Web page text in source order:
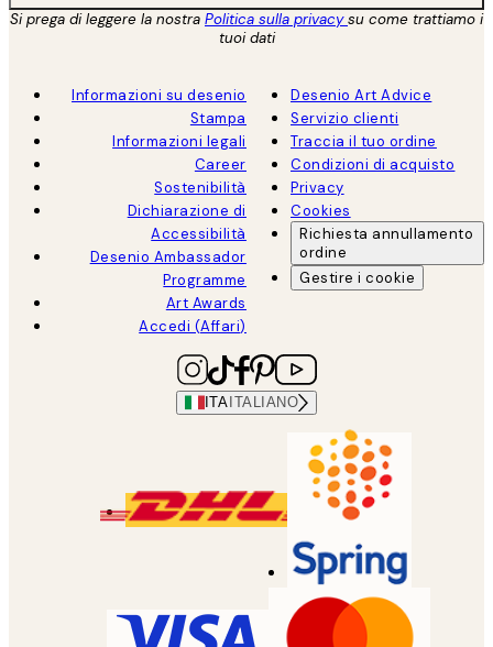
Si prega di leggere la nostra Politica sulla privacysu come trattiamo i
tuoi dati
Informazioni su desenio
Stampa
Informazioni legali
Career
Sostenibilità
Dichiarazione di
Accessibilità
Desenio Ambassador
Programme
Art Awards
Accedi (Affari)
Desenio Art Advice
Servizio clienti
Traccia il tuo ordine
Condizioni di acquisto
Privacy
Cookies
Richiesta annullamento
ordine
Gestire i cookie
ITA ITALIANO